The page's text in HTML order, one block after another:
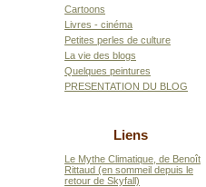
Cartoons
Livres - cinéma
Petites perles de culture
La vie des blogs
Quelques peintures
PRESENTATION DU BLOG
Liens
Le Mythe Climatique, de Benoît
Rittaud (en sommeil depuis le
retour de Skyfall)